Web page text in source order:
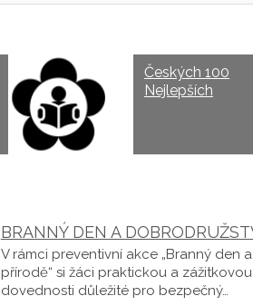
Českých 100
Nejlepších
BRANNÝ DEN A
V rámci preventivní akce „Branný den
přírodě“ si žáci praktickou a
dovednosti důležité pro bezpečný…